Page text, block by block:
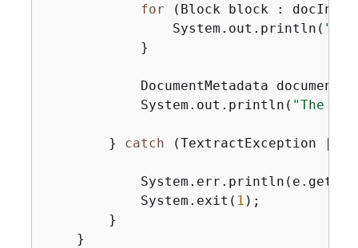
for (Block block :
                System.out.println(
            }
DocumentMetadata
            System.out.println(
"The
        }
catch (TextractException |
            System.exit(
1 );
        }
    }